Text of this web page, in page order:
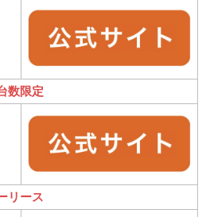
数限定
リース